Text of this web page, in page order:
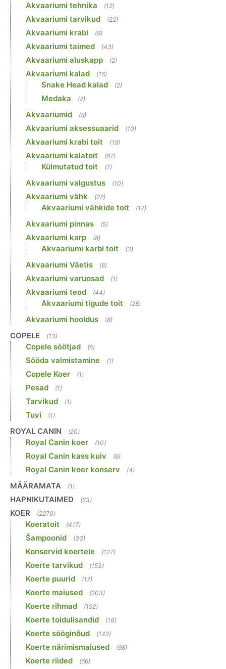
Akvaariumi tehnika (12)
Akvaariumi tarvikud (22)
Akvaariumi krabi (9)
Akvaariumi taimed (43)
Akvaariumi aluskapp (2)
Akvaariumi kalad (16)
Snake Head kalad (2)
Medaka (2)
Akvaariumid (5)
Akvaariumi aksessuaarid (10)
Akvaariumi krabi toit (19)
Akvaariumi kalatoit (67)
Külmutatud toit (7)
Akvaariumi valgustus (10)
Akvaariumi vähk (22)
Akvaariumi vähkide toit (17)
Akvaariumi pinnas (5)
Akvaariumi karp (8)
Akvaariumi karbi toit (3)
Akvaariumi Väetis (8)
Akvaariumi varuosad (1)
Akvaariumi teod (44)
Akvaariumi tigude toit (28)
Akvaariumi hooldus (8)
COPELE (13)
Copele söötjad (6)
Sööda valmistamine (1)
Copele Koer (1)
Pesad (1)
Tarvikud (1)
Tuvi (1)
ROYAL CANIN (20)
Royal Canin koer (10)
Royal Canin kass kuiv (6)
Royal Canin koer konserv (4)
MÄÄRAMATA (1)
HAPNIKUTAIMED (23)
KOER (2270)
Koeratoit (417)
Šampoonid (33)
Konservid koertele (127)
Koerte tarvikud (153)
Koerte puurid (17)
Koerte maiused (203)
Koerte rihmad (192)
Koerte toidulisandid (16)
Koerte sööginõud (142)
Koerte närimismaiused (98)
Koerte riided (66)